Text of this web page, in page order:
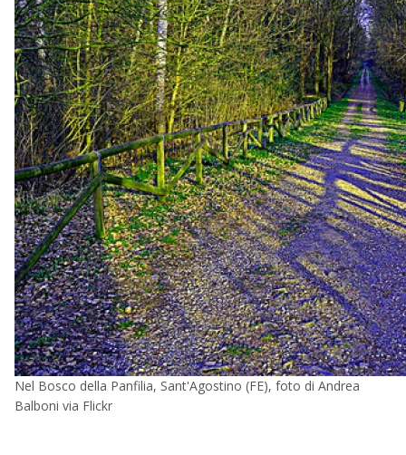
Nel Bosco della Panfilia, Sant'Agostino (FE), foto di Andrea
Balboni via Flickr